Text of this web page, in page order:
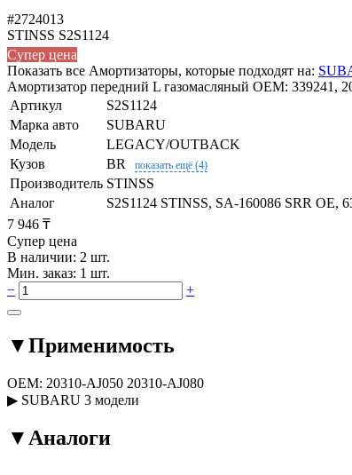
#2724013
STINSS S2S1124
Супер цена
Показать все Амортизаторы, которые подходят на:
Амортизатор передний L газомасляный OEM: 339241,
Артикул
S2S1124
Марка авто
SUBARU
Модель
LEGACY/OUTBACK
Кузов
BR показать ещё (4)
Производитель STINSS
Аналог
S2S1124 STINSS, SA-160086 SRR OE,
7 946 ₸
Супер цена
В наличии: 2 шт.
Мин. заказ: 1 шт.
−
+
▼Применимость
OEM: 20310-AJ050 20310-AJ080
▶ SUBARU 3 модели
▼ Аналоги